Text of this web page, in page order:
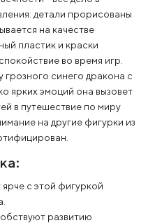
детали прорисованы
на качестве
пластик и краски
во время игр.
синего дракона с
ярких эмоций она вызовет
в путешествие по миру
на другие фигурки из
с этой фигуркой
развитию